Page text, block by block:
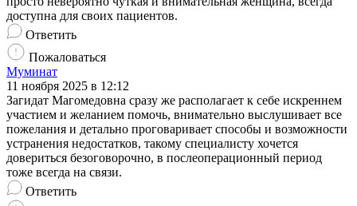
доступна для своих пациентов.
Ответить
Пожаловаться
Муминат
11 ноября 2025 в 12:12
Загидат Магомедовна сразу же располагает к себе искреннем
участием и желанием помочь, внимательно выслушивает все
пожелания и детально проговаривает способы и возможности
устранения недостатков, такому специалисту хочется
довериться безоговорочно, в послеоперационный период
тоже всегда на связи.
Ответить